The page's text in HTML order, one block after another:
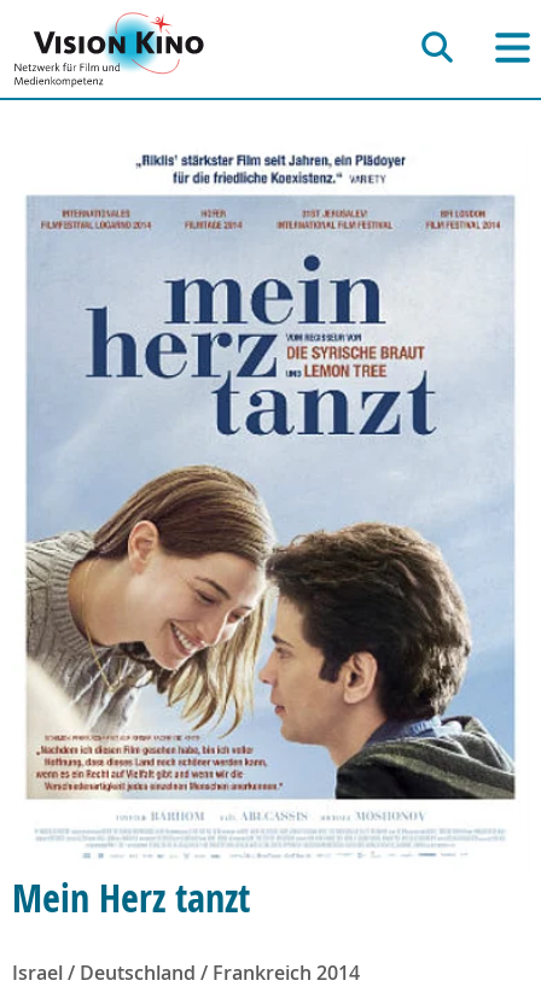
Mein Herz tanzt
Israel / Deutschland / Frankreich 2014